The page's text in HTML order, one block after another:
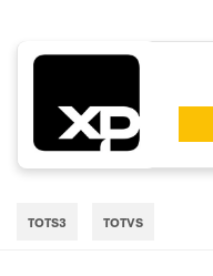
TOTS3 TOTVS